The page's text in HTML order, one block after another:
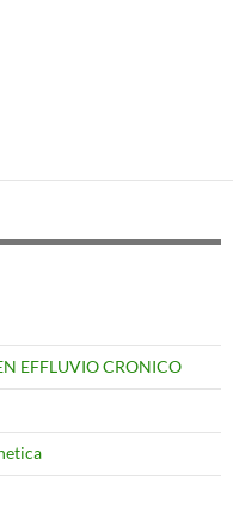
EFFLUVIO CRONICO